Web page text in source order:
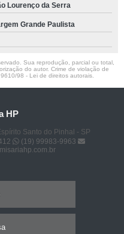
Lourenço da Serra
Grande Paulista
Sua reprodução, parcial ou total,
do autor. Crime de violação de
9610/98 - Lei de direitos autorais
HP
Santo do Pinhal - SP
(19) 99983-9963